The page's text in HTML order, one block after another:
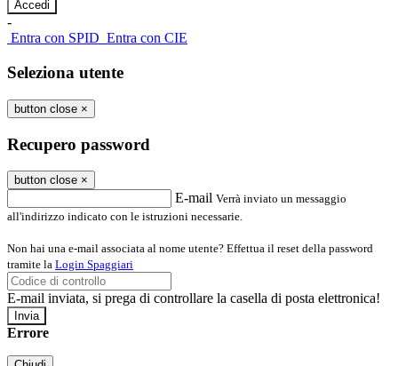
-
Entra con SPID Entra con CIE
Seleziona utente
button close ×
Recupero password
button close ×
E-mail Verrà inviato un messaggio
all'indirizzo indicato con le istruzioni necessarie.
Non hai una e-mail associata al nome utente? Effettua il reset della password
tramite la Login Spaggiari
E-mail inviata, si prega di controllare la casella di posta elettronica!
Errore